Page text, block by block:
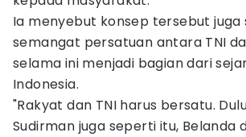
Ia menyebut konsep tersebut juga
semangat persatuan antara TNI
selama ini menjadi bagian dari
Indonesia.
"Rakyat dan TNI harus bersatu.
Sudirman juga seperti itu, Belanda